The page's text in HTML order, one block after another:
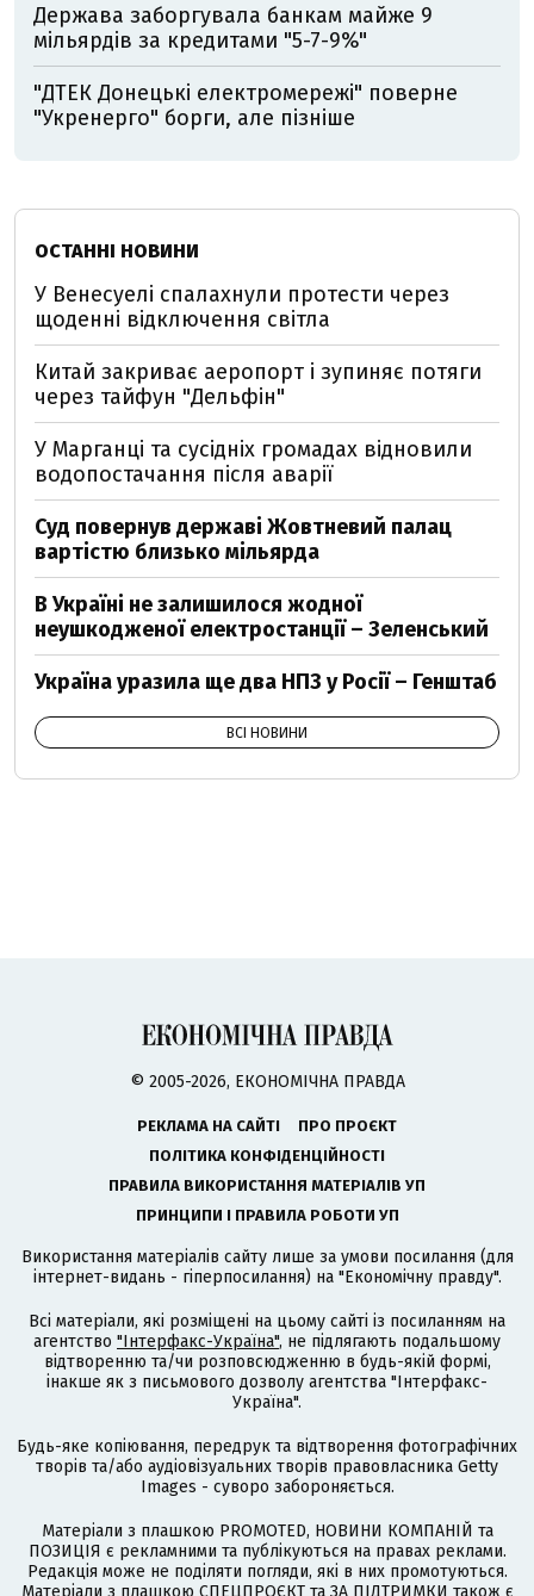
Держава заборгувала банкам майже 9
мільярдів за кредитами "5-7-9%"
"ДТЕК Донецькі електромережі" поверне
"Укренерго" борги, але пізніше
ОСТАННІ НОВИНИ
У Венесуелі спалахнули протести через
щоденні відключення світла
Китай закриває аеропорт і зупиняє потяги
через тайфун "Дельфін"
У Марганці та сусідніх громадах відновили
водопостачання після аварії
Суд повернув державі Жовтневий палац
вартістю близько мільярда
В Україні не залишилося жодної
неушкодженої електростанції – Зеленський
Україна уразила ще два НПЗ у Росії – Генштаб
ВСІ НОВИНИ
© 2005-2026, ЕКОНОМІЧНА ПРАВДА
РЕКЛАМА НА САЙТІ
ПРО ПРОЄКТ
ПОЛІТИКА КОНФІДЕНЦІЙНОСТІ
ПРАВИЛА ВИКОРИСТАННЯ МАТЕРІАЛІВ УП
ПРИНЦИПИ І ПРАВИЛА РОБОТИ УП
Використання матеріалів сайту лише за умови посилання (для
інтернет-видань - гіперпосилання) на "Економічну правду".
Всі матеріали, які розміщені на цьому сайті із посиланням на
агентство "Інтерфакс-Україна", не підлягають подальшому
відтворенню та/чи розповсюдженню в будь-якій формі,
інакше як з письмового дозволу агентства "Інтерфакс-
Україна".
Будь-яке копіювання, передрук та відтворення фотографічних
творів та/або аудіовізуальних творів правовласника Getty
Images - суворо забороняється.
Матеріали з плашкою PROMOTED, НОВИНИ КОМПАНІЙ та
ПОЗИЦІЯ є рекламними та публікуються на правах реклами.
Редакція може не поділяти погляди, які в них промотуються.